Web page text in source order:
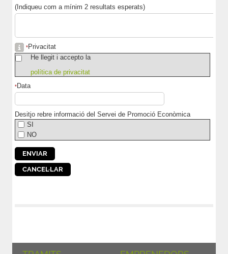
(Indiqueu com a mínim 2 resultats esperats)
*Privacitat
He llegit i accepto la
política de privacitat
*Data
Desitjo rebre informació del Servei de Promoció Econòmica
SI
NO